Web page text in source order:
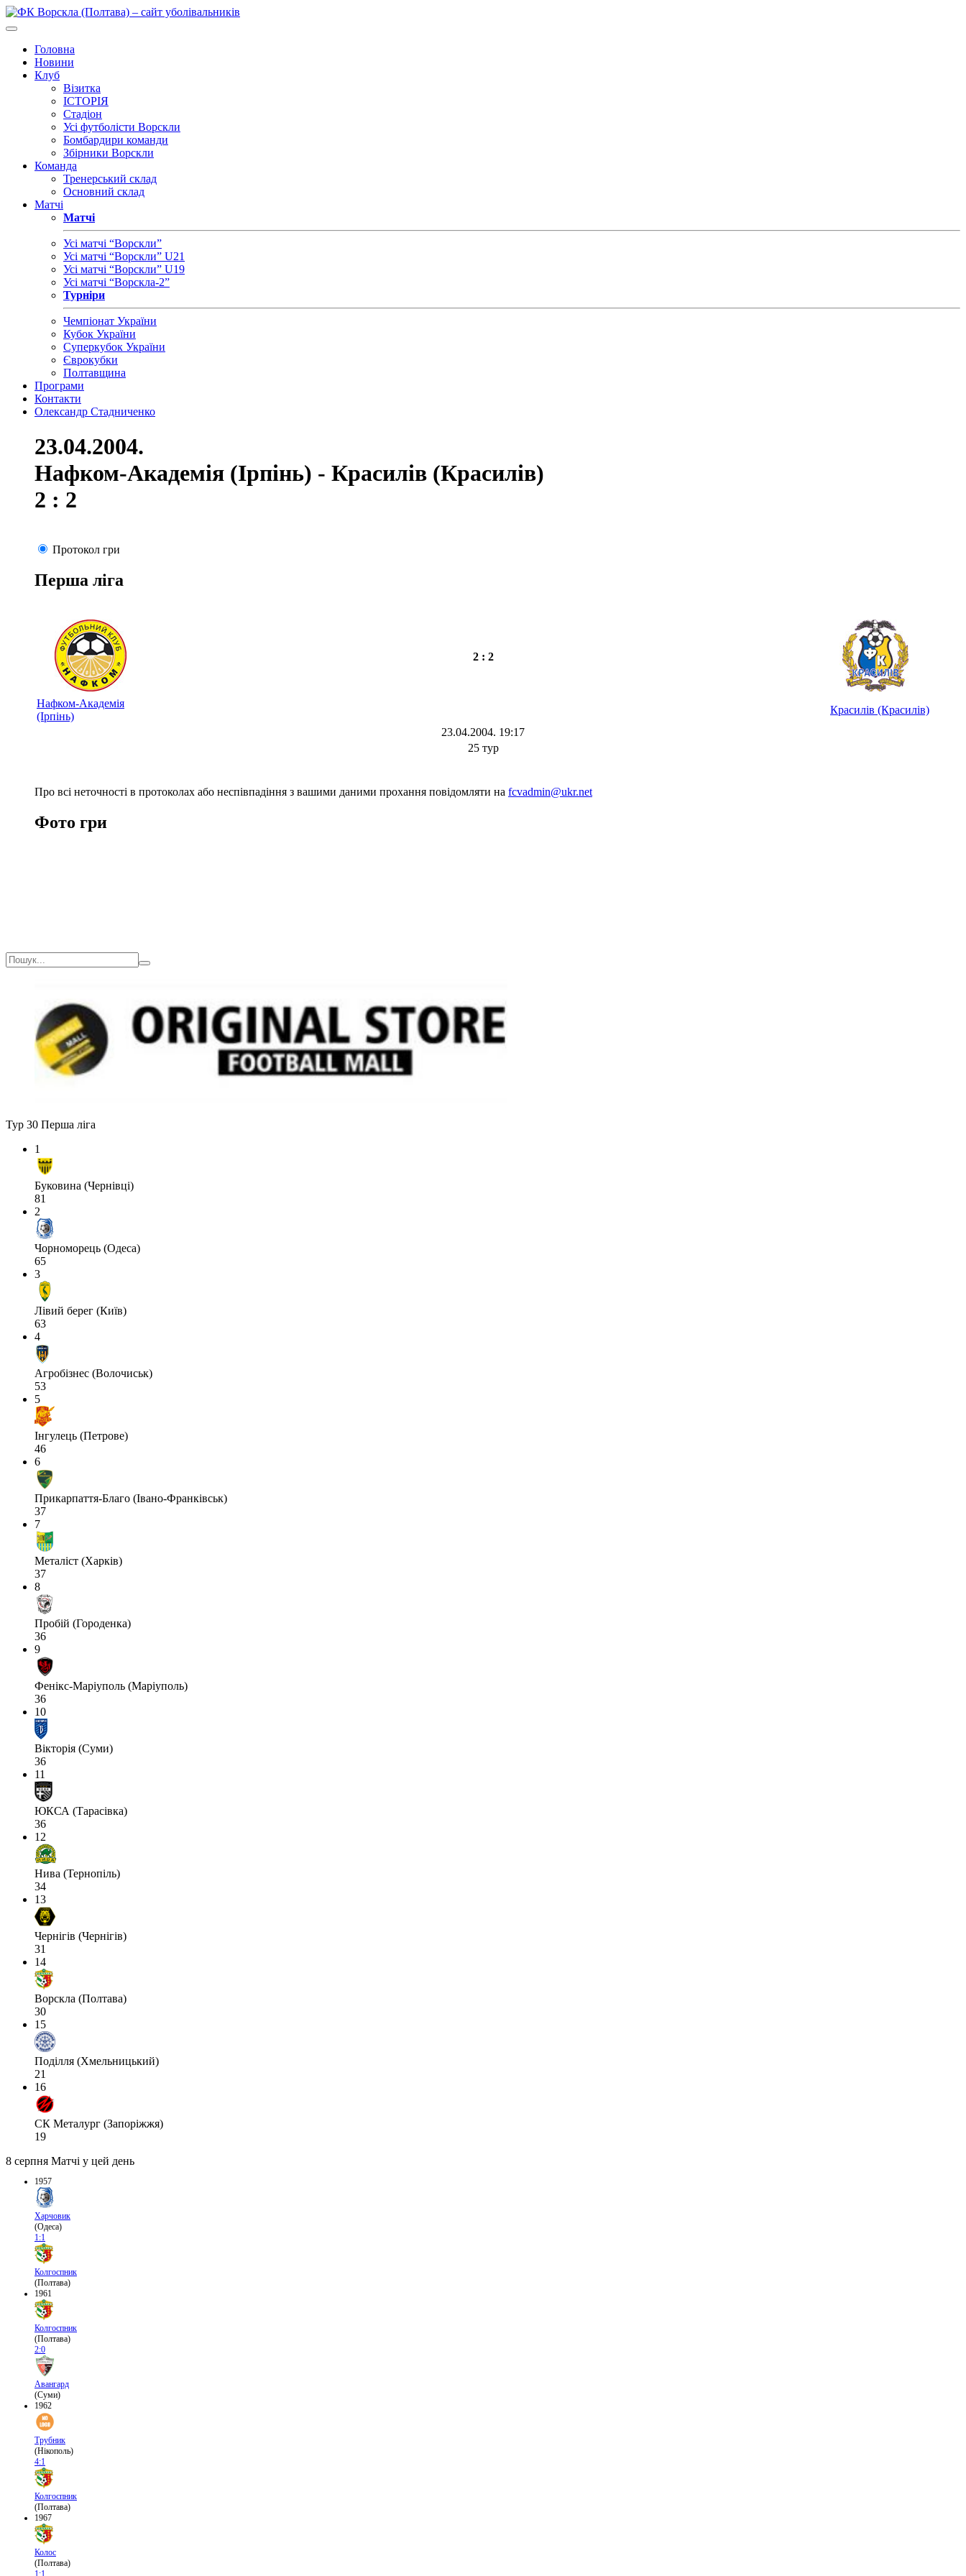
Головна
Новини
Клуб
Візитка
ІСТОРІЯ
Стадіон
Усі футболісти Ворскли
Бомбардири команди
Збірники Ворскли
Команда
Тренерський склад
Основний склад
Матчі
Матчі
Усі матчі “Ворскли”
Усі матчі “Ворскли” U21
Усі матчі “Ворскли” U19
Усі матчі “Ворскла-2”
Турніри
Чемпіонат України
Кубок України
Суперкубок України
Єврокубки
Полтавщина
Програми
Контакти
Олександр Стадниченко
23.04.2004.
Нафком-Академія (Ірпінь) - Красилів (Красилів)
2 : 2
Протокол гри
Перша ліга
2 : 2
Нафком-Академія
(Ірпінь)
Красилів (Красилів)
23.04.2004. 19:17
25 тур
Про всі неточності в протоколах або неспівпадіння з вашими даними прохання повідомляти на fcvadmin@ukr.net
Фото гри
Тур 30 Перша ліга
1
Буковина (Чернівці)
81
2
Чорноморець (Одеса)
65
3
Лівий берег (Київ)
63
4
Агробізнес (Волочиськ)
53
5
Інгулець (Петрове)
46
6
Прикарпаття-Благо (Івано-Франківськ)
37
7
Металіст (Харків)
37
8
Пробій (Городенка)
36
9
Фенікс-Маріуполь (Маріуполь)
36
10
Вікторія (Суми)
36
11
ЮКСА (Тарасівка)
36
12
Нива (Тернопіль)
34
13
Чернігів (Чернігів)
31
14
Ворскла (Полтава)
30
15
Поділля (Хмельницький)
21
16
СК Металург (Запоріжжя)
19
8 серпня Матчі у цей день
1957
Харчовик
(Одеса)
1:1
Колгоспник
(Полтава)
1961
Колгоспник
(Полтава)
2:0
Авангард
(Суми)
1962
Трубник
(Нікополь)
4:1
Колгоспник
(Полтава)
1967
Колос
(Полтава)